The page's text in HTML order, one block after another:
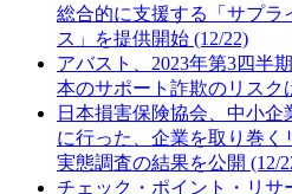
総合的に支援する「サプ
ス」を提供開始 (12/22)
アバスト、2023年第3四半
本のサポート詐欺のリスク
日本損害保険協会、中小
に行った、企業を取り巻
実態調査の結果を公開 (12/
チェック・ポイント・リサ